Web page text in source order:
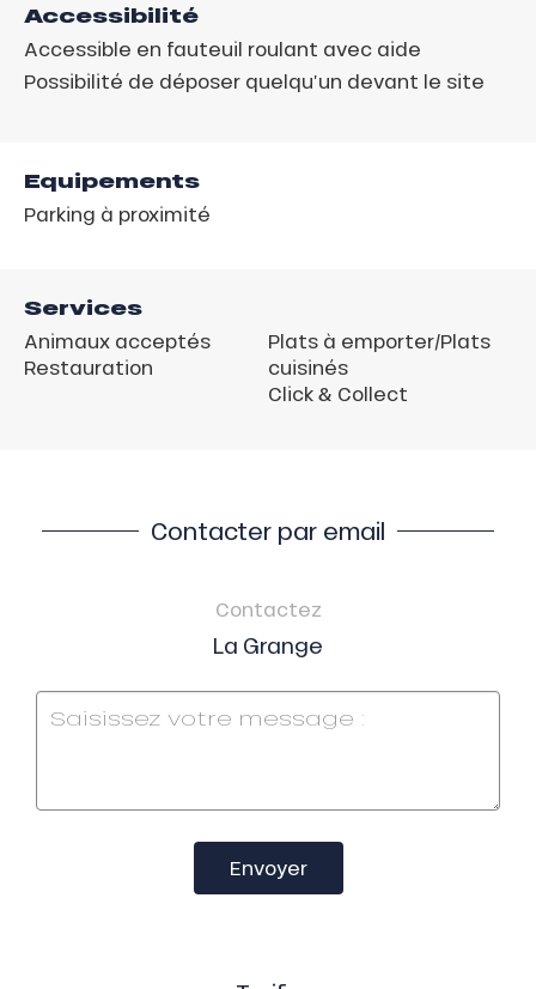
Accessibilité
Accessible en fauteuil roulant avec aide
Possibilité de déposer quelqu’un devant le site
Equipements
Parking à proximité
Services
Animaux acceptés
Restauration
Plats à emporter/Plats
cuisinés
Click & Collect
Contacter par email
Contactez
La Grange
Envoyer